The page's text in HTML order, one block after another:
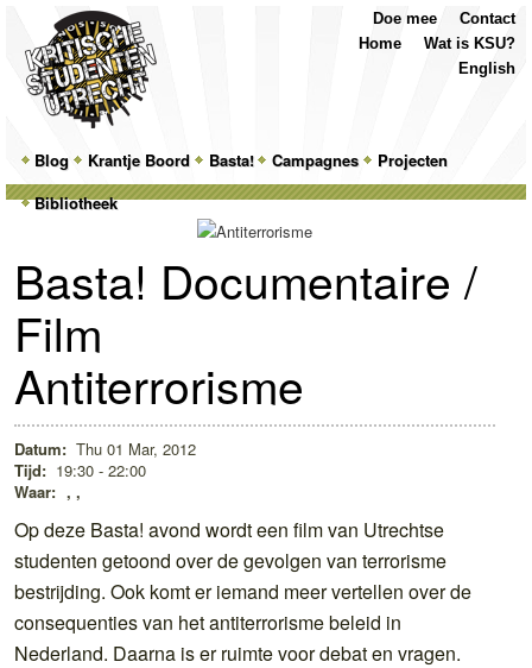
MainSkip
to
content
Skip
to
content
Blog Krantje Boord Basta! Campagnes
Projecten
Bibliotheek
Contact
Doe mee
Wat is KSU?
Home
English
Basta! Documentaire /
Film
Antiterrorisme
Datum: Thu 01 Mar, 2012
Tijd: 19:30 - 22:00
Waar: , ,
Op deze Basta! avond wordt een film van Utrechtse
studenten getoond over de gevolgen van terrorisme
bestrijding. Ook komt er iemand meer vertellen over de
consequenties van het antiterrorisme beleid in
Nederland. Daarna is er ruimte voor debat en vragen.